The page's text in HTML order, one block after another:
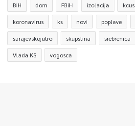
BiH dom FBiH izolacija kcus
koronavirus ks novi poplave
sarajevskojutro skupstina srebrenica
Vlada KS vogosca